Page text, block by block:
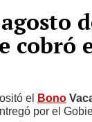
cobró
el Bono
por el